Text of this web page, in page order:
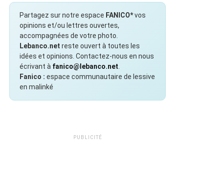
Partagez sur notre espace FANICO*vos
opinions et/ou lettres ouvertes,
accompagnées de votre photo.
Lebanco.net reste ouvert à toutes les
idées et opinions. Contactez-nous en nous
écrivant à fanico@lebanco.net
Fanico : espace communautaire de lessive
en malinké
PUBLICITÉ